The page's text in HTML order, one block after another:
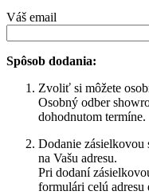
Váš email
Spôsob dodania:
Zvoliť si môžete
Osobný odber
dohodnutom termíne.
Dodanie
na Vašu adresu.
Pri dodaní
formulári celú